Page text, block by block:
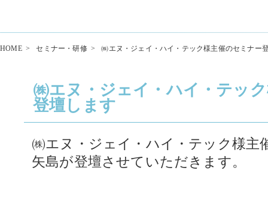
HOME> セミナー・研修> ㈱エヌ・ジェイ・ハイ・テック様主催のセミナー
㈱エヌ・ジェイ・ハイ・テッ
登壇します
㈱エヌ・ジェイ・ハイ・テック様主
矢島が登壇させていただきます。